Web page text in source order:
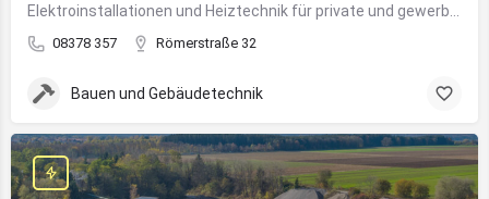
08378 357 Römerstraße 32
Bauen und Gebäudetechnik